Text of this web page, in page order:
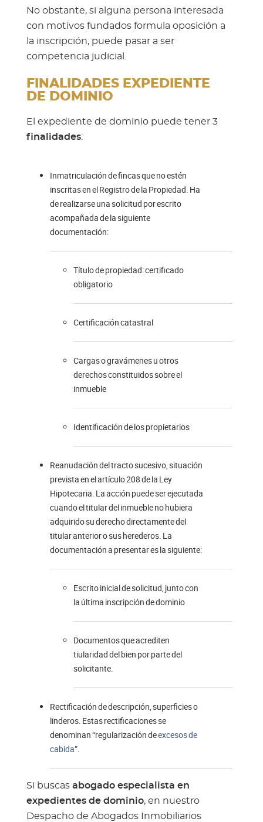
No obstante, si alguna persona interesada
con motivos fundados formula oposición a
la inscripción, puede pasar a ser
competencia judicial.
FINALIDADES EXPEDIENTE
DE DOMINIO
El expediente de dominio puede tener 3
finalidades:
Inmatriculación de fincas que no estén
inscritas en el Registro de la Propiedad. Ha
de realizarse una solicitud por escrito
acompañada de la siguiente
documentación:
Título de propiedad: certificado
obligatorio
Certificación catastral
Cargas o gravámenes u otros
derechos constituidos sobre el
inmueble
Identificación de los propietarios
Reanudación del tracto sucesivo, situación
prevista en el artículo 208 de la Ley
Hipotecaria. La acción puede ser ejecutada
cuando el titular del inmueble no hubiera
adquirido su derecho directamente del
titular anterior o sus herederos. La
documentación a presentar es la siguiente:
Escrito inicial de solicitud, junto con
la última inscripción de dominio
Documentos que acrediten
tiularidad del bien por parte del
solicitante.
Rectificación de descripción, superficies o
linderos. Estas rectificaciones se
denominan “regularización deexcesos de
cabida”.
Si buscas abogado especialista en
expedientes de dominio, en nuestro
Despacho de Abogados Inmobiliarios